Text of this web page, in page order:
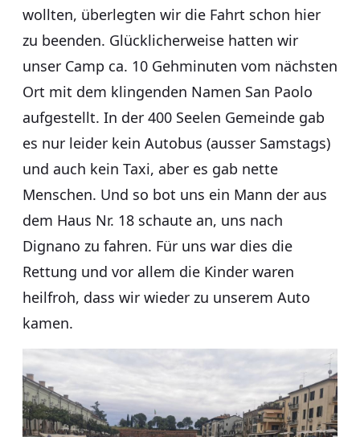
wollten, überlegten wir die Fahrt schon hier
zu beenden. Glücklicherweise hatten wir
unser Camp ca. 10 Gehminuten vom nächsten
Ort mit dem klingenden Namen San Paolo
aufgestellt. In der 400 Seelen Gemeinde gab
es nur leider kein Autobus (ausser Samstags)
und auch kein Taxi, aber es gab nette
Menschen. Und so bot uns ein Mann der aus
dem Haus Nr. 18 schaute an, uns nach
Dignano zu fahren. Für uns war dies die
Rettung und vor allem die Kinder waren
heilfroh, dass wir wieder zu unserem Auto
kamen.